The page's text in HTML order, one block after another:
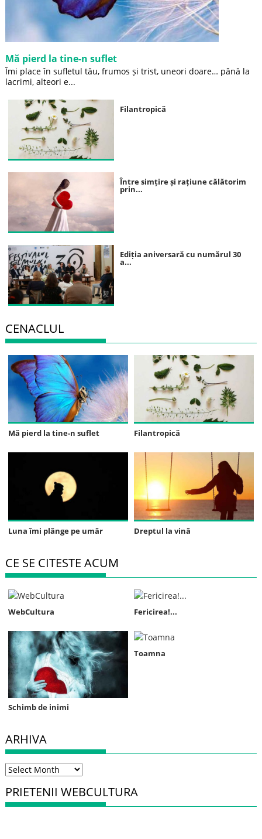
Mă pierd la tine-n suflet
Îmi place în sufletul tău, frumos și trist, uneori doare… până la
lacrimi, alteori e...
Filantropică
Între simțire și rațiune călătorim
prin...
Ediția aniversară cu numărul 30
a...
CENACLUL
Mă pierd la tine-n suflet Filantropică
Luna îmi plânge pe umăr Dreptul la vină
CE SE CITESTE ACUM
WebCultura Fericirea!...
Schimb de inimi
Toamna
ARHIVA
Arhiva
PRIETENII WEBCULTURA